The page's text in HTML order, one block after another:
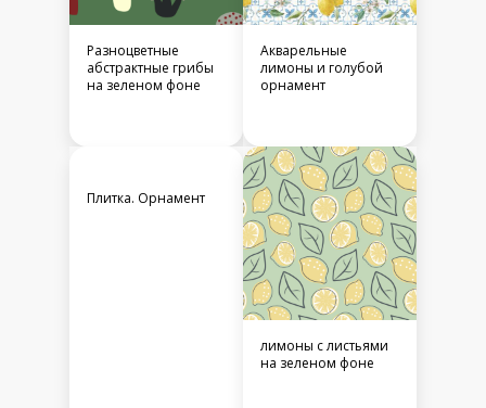
Разноцветные
абстрактные грибы
на зеленом фоне
Акварельные
лимоны и голубой
орнамент
Плитка. Орнамент
лимоны с листьями
на зеленом фоне